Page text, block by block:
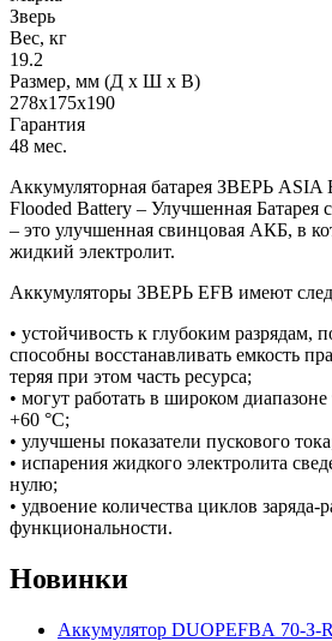
Зверь
Вес, кг
19.2
Размер, мм (Д x Ш x В)
278x175x190
Гарантия
48 мес.
Аккумуляторная батарея ЗВЕРЬ
Flooded Battery – Улучшенная Батарея
– это улучшенная свинцовая АКБ, в
жидкий электролит.
Аккумуляторы ЗВЕРЬ EFB имеют
• устойчивость к глубоким разрядам,
способны восстанавливать емкость
теряя при этом часть ресурса;
• могут работать в широком
+60 °C;
• улучшены показатели пускового
• испарения жидкого электролита
нулю;
• удвоение количества циклов заряда-
функциональности.
Новинки
Аккумулятор DUOPEFBА 70-З-